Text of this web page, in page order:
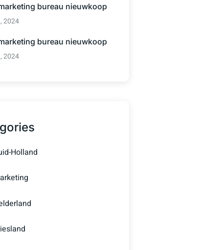
bureau nieuwkoop
2024
bureau nieuwkoop
2024
Holland